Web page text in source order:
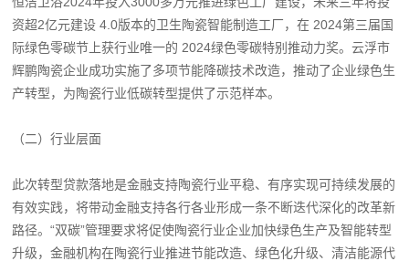
资超2亿元建设 4.0版本的卫生陶瓷智能制造工厂，在 2024第三届国
际绿色零碳节上获行业唯一的 2024绿色零碳特别推动力奖。云浮市
辉鹏陶瓷企业成功实施了多项节能降碳技术改造，推动了企业绿色生
产转型，为陶瓷行业低碳转型提供了示范样本。
（二）行业层面
此次转型贷款落地是金融支持陶瓷行业平稳、有序实现可持续发展的
有效实践，将带动金融支持各行各业形成一条不断迭代深化的改革新
路径。“双碳”管理要求将促使陶瓷行业企业加快绿色生产及智能转型
升级，金融机构在陶瓷行业推进节能改造、绿色化升级、清洁能源代